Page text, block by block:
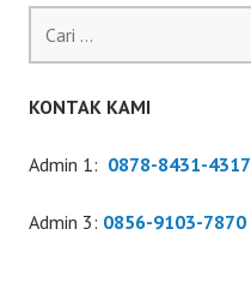
untuk:
KONTAK KAMI
Admin 1: 0878-8431-4317
Admin 3: 0856-9103-7870